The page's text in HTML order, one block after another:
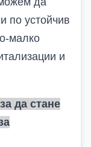
по устойчив
малко
и
да стане